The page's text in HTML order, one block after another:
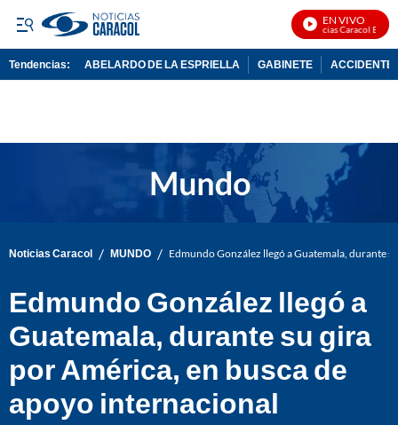
EN VIVO
Noticias Caracol En Vivo
Tendencias: ABELARDO DE LA ESPRIELLA GABINETE ACCIDENTE
Noticias Caracol / MUNDO / Edmundo González llegó a Guatemala, durante
Edmundo González llegó a
Guatemala, durante su gira
por América, en busca de
apoyo internacional